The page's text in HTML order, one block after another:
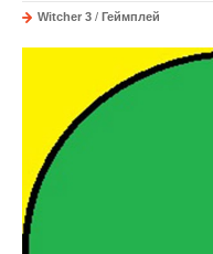
Witcher 3 / Геймплей